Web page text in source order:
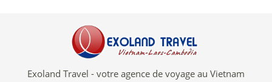
Exoland Travel - votre agence de voyage au Vietnam